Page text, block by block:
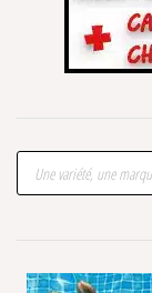
Recherche de